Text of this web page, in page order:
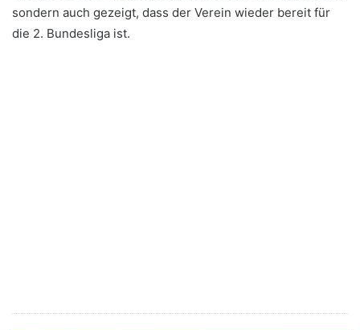
sondern auch gezeigt, dass der Verein wieder bereit für
die 2. Bundesliga ist.